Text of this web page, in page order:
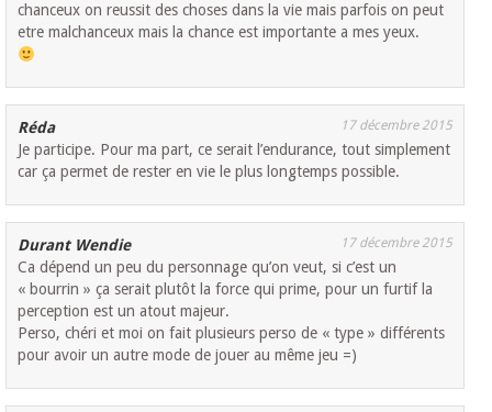
chanceux on reussit des choses dans la vie mais parfois on peut
etre malchanceux mais la chance est importante a mes yeux.
Réda 17 décembre 2015
Je participe. Pour ma part, ce serait l’endurance, tout simplement
car ça permet de rester en vie le plus longtemps possible.
Durant Wendie 17 décembre 2015
Ca dépend un peu du personnage qu’on veut, si c’est un
« bourrin » ça serait plutôt la force qui prime, pour un furtif la
perception est un atout majeur.
Perso, chéri et moi on fait plusieurs perso de « type » différents
pour avoir un autre mode de jouer au même jeu =)